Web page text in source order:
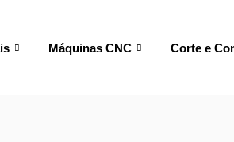
Máquinas CNC Corte e